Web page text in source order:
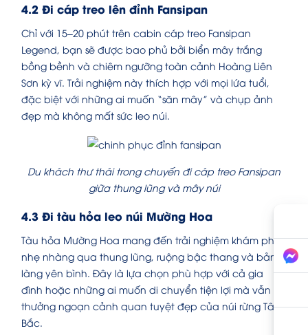
4.2 Đi cáp treo lên đỉnh Fansipan
Chỉ với 15–20 phút trên cabin cáp treo Fansipan
Legend, bạn sẽ được bao phủ bởi biển mây trắng
bồng bềnh và chiêm ngưỡng toàn cảnh Hoàng Liên
Sơn kỳ vĩ. Trải nghiệm này thích hợp với mọi lứa tuổi,
đặc biệt với những ai muốn “săn mây” và chụp ảnh
đẹp mà không mất sức leo núi.
Du khách thư thái trong chuyến đi cáp treo Fansipan
giữa thung lũng và mây núi
4.3 Đi tàu hỏa leo núi Mường Hoa
Tàu hỏa Mường Hoa mang đến trải nghiệm khám phá
nhẹ nhàng qua thung lũng, ruộng bậc thang và bản
làng yên bình. Đây là lựa chọn phù hợp với cả gia
đình hoặc những ai muốn di chuyển tiện lợi mà vẫn
thưởng ngoạn cảnh quan tuyệt đẹp của núi rừng Tây
Bắc.